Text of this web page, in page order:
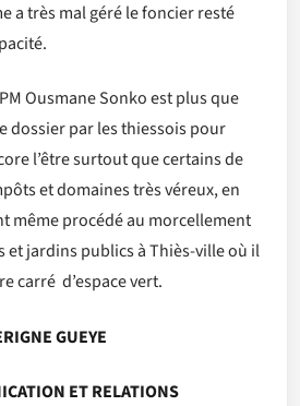
a très mal géré le foncier resté
Ousmane Sonko est plus que
dossier par les thiessois pour
l’être surtout que certains de
et domaines très véreux, en
même procédé au morcellement
et jardins publics à Thiès-ville où il
carré d’espace vert.
GUEYE
ET RELATIONS